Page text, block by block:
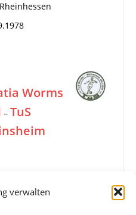
verwalten
Worms
– TuS